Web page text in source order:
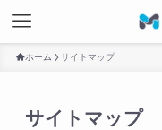
ホーム サイトマップ
サイトマップ